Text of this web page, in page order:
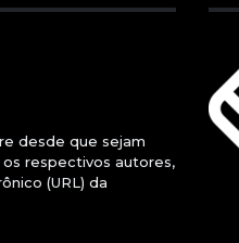
desde que sejam
os respectivos autores,
(URL) da